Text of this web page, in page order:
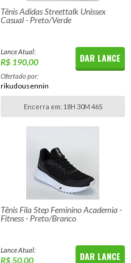
Tênis Adidas Streettalk Unissex
Casual - Preto/Verde
Lance Atual:
R$ 190,00 DAR LANCE
Ofertado por:
rikudousennin
Encerra em: 18H 30M 46S
Tênis Fila Step Feminino Academia -
Fitness - Preto/Branco
Lance Atual:
R$ 50,00 DAR LANCE